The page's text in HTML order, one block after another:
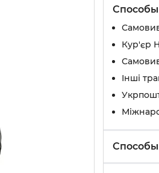
Способы
Кур'єр
Інші